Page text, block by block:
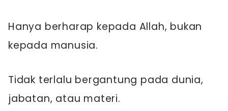
Hanya berharap kepada Allah, bukan
kepada manusia.
Tidak terlalu bergantung pada dunia,
jabatan, atau materi.